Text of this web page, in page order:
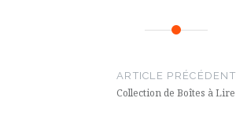
ARTICLE PRÉCÉDENT
Collection de Boîtes à Lire